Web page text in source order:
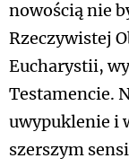
nowością nie
Rzeczywistej
Eucharystii,
Testamencie.
uwypuklenie i
szerszym